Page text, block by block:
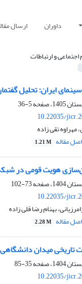
داوران ارسال
و ارتباطات
ایران: تحلیل گفتمان
5-36
10.22035/
تقی زاده
اصل مقاله 1.21 M
هویت قومی در
73-102
10.22035/
بهنام رضا قلی زاده
اصل مقاله 2.28 M
میدان دانشگاهی
35-85
10.22035/